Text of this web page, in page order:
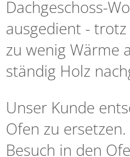
Dachgeschoss-
ausgedient -
zu wenig Wärme
ständig Holz
Unser Kunde
Ofen zu
Besuch in den